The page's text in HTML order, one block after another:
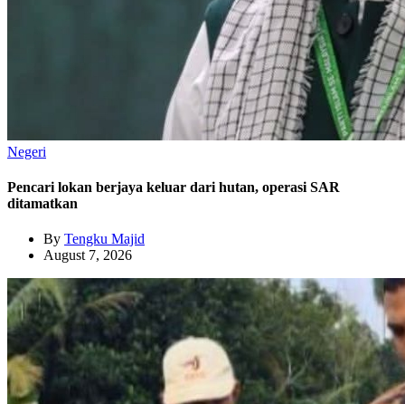
Negeri
Pencari lokan berjaya keluar dari hutan, operasi SAR
ditamatkan
By Tengku Majid
August 7, 2026